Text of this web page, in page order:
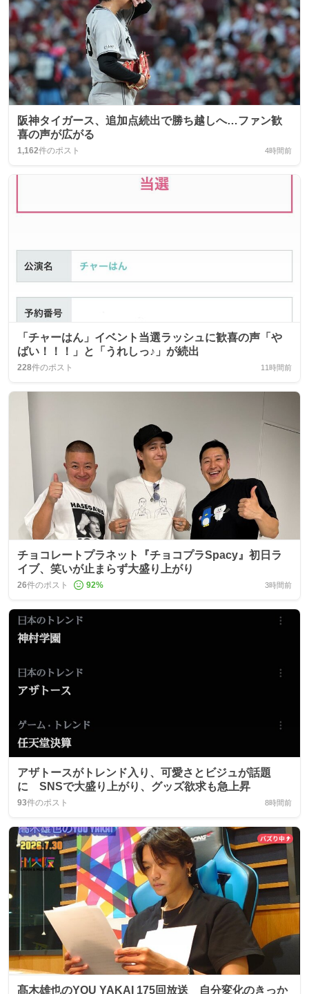
阪神タイガース、追加点続出で勝ち越しへ…ファン歓
喜の声が広がる
1,162件のポスト 4時間前
「チャーはん」イベント当選ラッシュに歓喜の声「や
ばい！！！」と「うれしっ♪」が続出
228件のポスト 11時間前
チョコレートプラネット『チョコプラSpacy』初日ラ
イブ、笑いが止まらず大盛り上がり
26件のポスト 92% 3時間前
アザトースがトレンド入り、可愛さとビジュが話題
に SNSで大盛り上がり、グッズ欲求も急上昇
93件のポスト 8時間前
髙木雄也のYOU YAKAI 175回放送 自分変化のきっか